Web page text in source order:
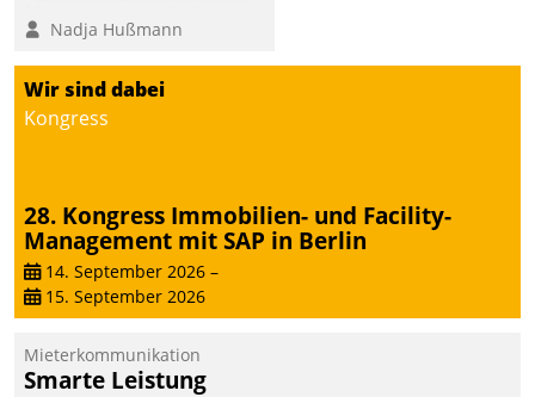
digitalen Cockpit, das
situationsbezogen
passende Fragen und
Schlagworte auswirft.
dem externen
Serviceteam, Anrufe von
Mietenden zügiger und
effizienter zu bearbeiten.
Nadja Hußmann
Wir sind dabei
Kongress
28. Kongress Immobilien- und Facility-
Management mit SAP in Berlin
14. September 2026 –
15. September 2026
Mieterkommunikation
Smarte Leistung